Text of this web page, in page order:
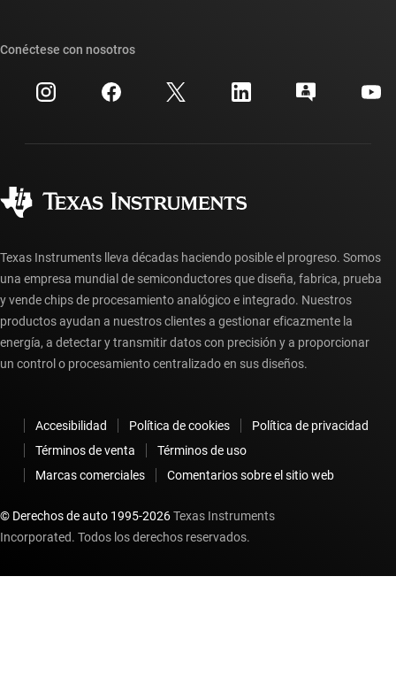
Relaciones con los inversionistas
Fabricación
Búsqueda de referencias cruzadas
Centro de atención al cliente
Preguntas frecuentes sobre la cuenta myTI
Preguntas frecuentes sobre pedidos
Conéctese con nosotros
Texas Instruments lleva décadas haciendo posible el progreso. Somos
una empresa mundial de semiconductores que diseña, fabrica, prueba
y vende chips de procesamiento analógico e integrado. Nuestros
productos ayudan a nuestros clientes a gestionar eficazmente la
energía, a detectar y transmitir datos con precisión y a proporcionar
un control o procesamiento centralizado en sus diseños.
Accesibilidad Política de cookies
Política de privacidad
Términos de venta
Términos de uso
Marcas comerciales
Comentarios sobre el sitio web
© Derechos de auto 1995-2026Texas Instruments
Incorporated. Todos los derechos reservados.